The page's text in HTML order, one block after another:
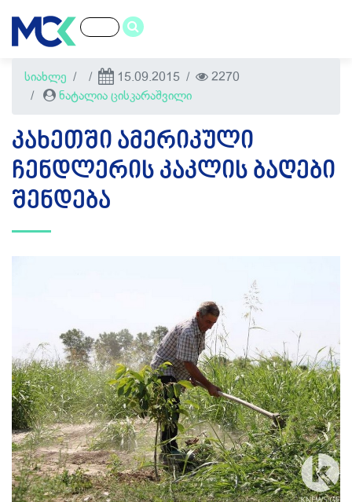
სიახლე 15.09.2015
2270
ნატალია ცისკარაშვილი
ᲙᲐᲮᲔᲗᲨᲘ ᲐᲛᲔᲠᲘᲙᲣᲚᲘ
ᲩᲔᲜᲓᲚᲔᲠᲘᲡ ᲙᲐᲙᲚᲘᲡ ᲑᲐᲦᲔᲑᲘ
ᲨᲔᲜᲓᲔᲑᲐ